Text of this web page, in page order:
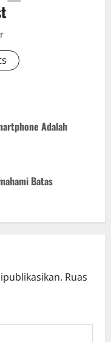
Adalah
Batas
Ruas